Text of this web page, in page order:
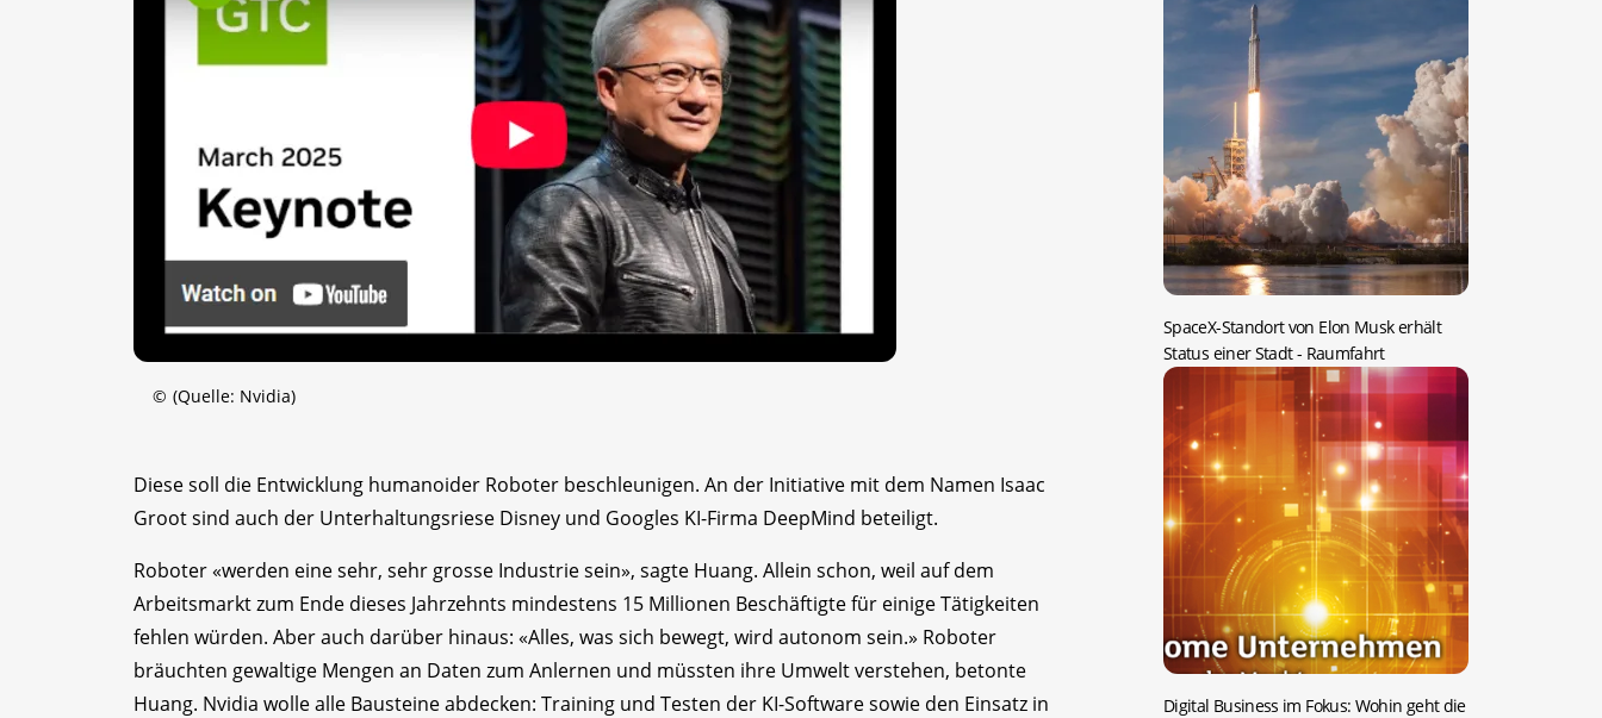
© (Quelle: Nvidia)
Diese soll die Entwicklung humanoider Roboter beschleunigen. An der Initiative mit dem Namen Isaac
Groot sind auch der Unterhaltungsriese Disney und Googles KI-Firma DeepMind beteiligt.
Roboter «werden eine sehr, sehr grosse Industrie sein», sagte Huang. Allein schon, weil auf dem
Arbeitsmarkt zum Ende dieses Jahrzehnts mindestens 15 Millionen Beschäftigte für einige Tätigkeiten
fehlen würden. Aber auch darüber hinaus: «Alles, was sich bewegt, wird autonom sein.» Roboter
bräuchten gewaltige Mengen an Daten zum Anlernen und müssten ihre Umwelt verstehen, betonte
Huang. Nvidia wolle alle Bausteine abdecken: Training und Testen der KI-Software sowie den Einsatz in
SpaceX-Standort von Elon Musk erhält
Status einer Stadt- Raumfahrt
Digital Business im Fokus: Wohin geht die